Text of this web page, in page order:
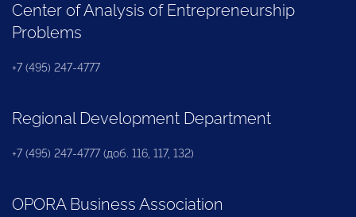
Center of Analysis of Entrepreneurship
Problems
+7 (495) 247-4777
Regional Development Department
+7 (495) 247-4777 (доб. 116, 117, 132)
OPORA Business Association